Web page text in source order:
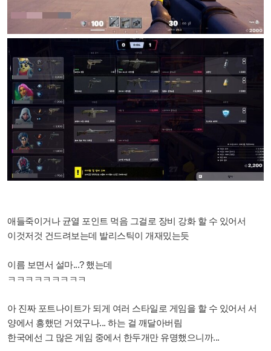
애들죽이거나 균열 포인트 먹음 그걸로 장비 강화 할 수 있어서
이것저것 건드려보는데 발리스틱이 개재밌는듯
이름 보면서 설마...? 했는데
ㅋㅋㅋㅋㅋㅋㅋㅋㅋ
아 진짜 포트나이트가 되게 여러 스타일로 게임을 할 수 있어서 서
양에서 흥했던 거였구나... 하는 걸 깨달아버림
한국에선 그 많은 게임 중에서 한두개만 유명했으니까...